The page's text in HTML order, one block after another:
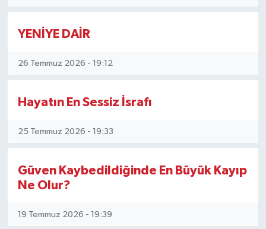
YENİYE DAİR
26 Temmuz 2026 - 19:12
Hayatın En Sessiz İsrafı
25 Temmuz 2026 - 19:33
Güven Kaybedildiğinde En Büyük Kayıp
Ne Olur?
19 Temmuz 2026 - 19:39
İlçe Haberleri
Kültür & Sanat